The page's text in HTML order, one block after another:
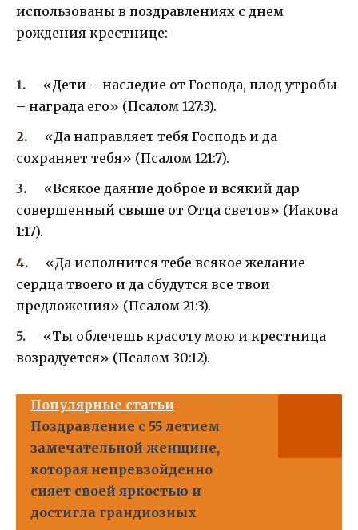
использованы в поздравлениях с днем
рождения крестнице:
«Дети – наследие от Господа, плод утробы
– награда его» (Псалом 127:3).
«Да направляет тебя Господь и да
сохраняет тебя» (Псалом 121:7).
«Всякое даяние доброе и всякий дар
совершенный свыше от Отца светов» (Иакова
1:17).
«Да исполнится тебе всякое желание
сердца твоего и да сбудутся все твои
предложения» (Псалом 21:3).
«Ты облечешь красоту мою и крестница
возрадуется» (Псалом 30:12).
Популярные статьи
Поздравление с 55 летием
замечательной женщине,
которая непревзойденно
сияет своей яркостью и
достигла грандиозных